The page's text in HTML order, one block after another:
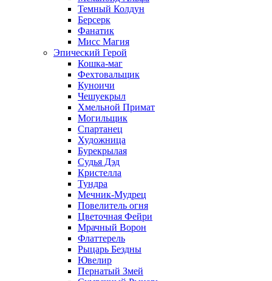
Темный Колдун
Берсерк
Фанатик
Мисс Магия
Эпический Герой
Кошка-маг
Фехтовальщик
Куноичи
Чешуекрыл
Хмельной Примат
Могильщик
Спартанец
Художница
Бурекрылая
Судья Дэд
Кристелла
Тундра
Мечник-Мудрец
Повелитель огня
Цветочная Фейри
Мрачный Ворон
Флаттерель
Рыцарь Бездны
Ювелир
Пернатый Змей